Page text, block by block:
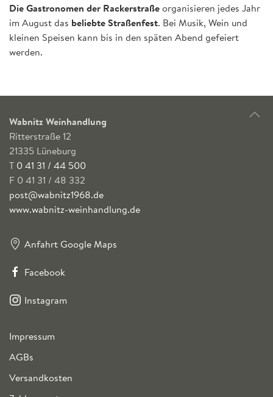
Die Gastronomen der Rackerstraßeorganisieren jedes Jahr
im August das beliebte Straßenfest. Bei Musik, Wein und
kleinen Speisen kann bis in den späten Abend gefeiert
werden.
Wabnitz Weinhandlung
Ritterstraße 12
21335 Lüneburg
T 0 41 31 / 44 500
F 0 41 31 / 48 332
post@wabnitz1968.de
www.wabnitz-weinhandlung.de
Anfahrt Google Maps
Facebook
Instagram
Impressum
AGBs
Versandkosten